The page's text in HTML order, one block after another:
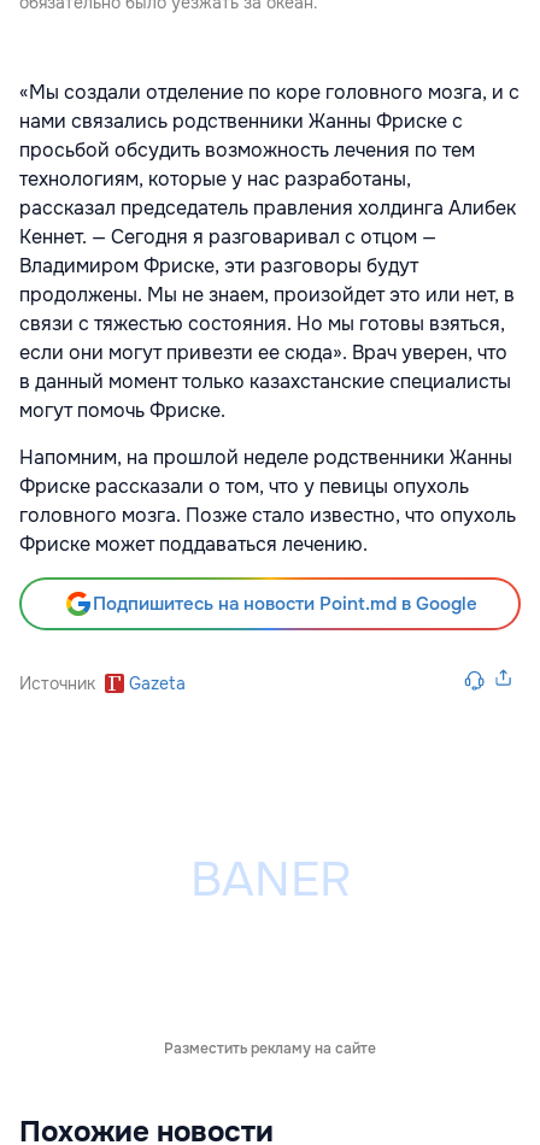
«Мы создали отделение по коре головного мозга, и с
нами связались родственники Жанны Фриске с
просьбой обсудить возможность лечения по тем
технологиям, которые у нас разработаны,
рассказал председатель правления холдинга Алибек
Кеннет. — Сегодня я разговаривал с отцом —
Владимиром Фриске, эти разговоры будут
продолжены. Мы не знаем, произойдет это или нет, в
связи с тяжестью состояния. Но мы готовы взяться,
если они могут привезти ее сюда». Врач уверен, что
в данный момент только казахстанские специалисты
могут помочь Фриске.
Напомним, на прошлой неделе родственники Жанны
Фриске рассказали о том, что у певицы опухоль
головного мозга. Позже стало известно, что опухоль
Фриске может поддаваться лечению.
Подпишитесь на новости Point.md в Google
Источник Gazeta
Разместить рекламу на сайте
Похожие новости